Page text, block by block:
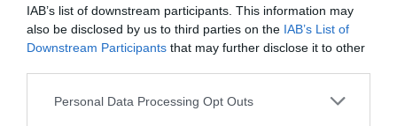
IAB’s list of downstream participants. This information may
also be disclosed by us to third parties on the IAB’s List of
Downstream Participants that may further disclose it to other
Personal Data Processing Opt Outs